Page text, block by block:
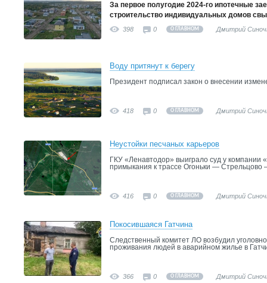
За первое полугодие 2024-го ипотечные
строительство индивидуальных домов
398 0 О ГЛАВНОМ Дмитрий
Воду притянут к берегу
Президент подписал закон о внесении
418 0 О ГЛАВНОМ Дмитрий
Неустойки песчаных карьеров
ГКУ «Ленавтодор» выиграло суд у компании
примыкания к трассе Огоньки — Стрельцово
416 0 О ГЛАВНОМ Дмитрий
Покосившаяся Гатчина
Следственный комитет ЛО возбудил
проживания людей в аварийном жилье в
366 0 О ГЛАВНОМ Дмитрий